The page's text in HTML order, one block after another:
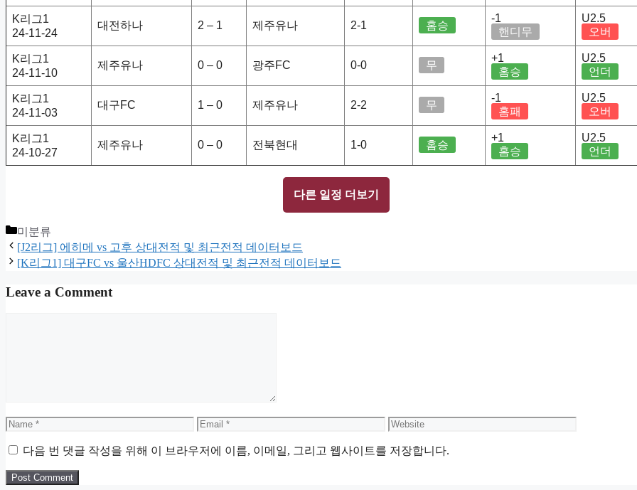
K리그1
24-11-24
대전하나 2 – 1 제주유나 2-1 홈승
-1
핸디무
U2.5
오버
K리그1
24-11-10
제주유나 0 – 0 광주FC 0-0 무
+1
홈승
U2.5
언더
K리그1
24-11-03
대구FC 1 – 0 제주유나 2-2 무
-1
홈패
U2.5
오버
K리그1
24-10-27
제주유나 0 – 0 전북현대 1-0 홈승
+1
홈승
U2.5
언더
다른 일정 더보기
Categories
미분류
[J2리그] 에히메 vs 고후 상대전적 및 최근전적 데이터보드
[K리그1] 대구FC vs 울산HDFC 상대전적 및 최근전적 데이터보드
Leave a Comment
Name Email Website
다음 번 댓글 작성을 위해 이 브라우저에 이름, 이메일, 그리고 웹사이트를 저장합니다.